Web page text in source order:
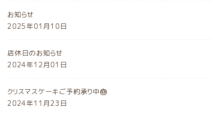
お知らせ
2025年01月10日
店休日のお知らせ
2024年12月01日
クリスマスケーキご予約承り中🎂
2024年11月23日